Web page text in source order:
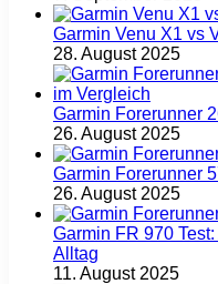
Garmin Venu X1 vs
28. August 2025
Garmin Forerunner
26. August 2025
Garmin Forerunner
26. August 2025
Garmin FR 970
Alltag
11. August 2025